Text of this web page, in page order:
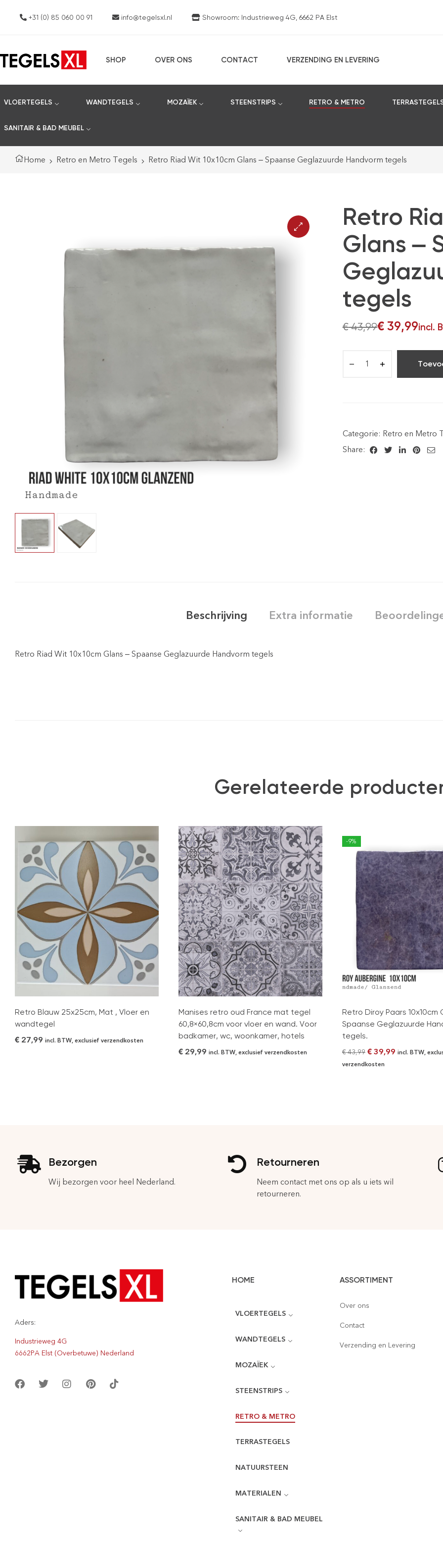
+31 (0) 85 060 00 91 info@tegelsxl.nl Showroom: Industrieweg 4G, 6662 PA Elst
SHOP OVER ONS CONTACT VERZENDING EN LEVERING
VLOERTEGELS WANDTEGELS MOZAÏEK STEENSTRIPS RETRO & METRO
SANITAIR & BAD MEUBEL
Home Retro en Metro Tegels Retro Riad Wit 10x10cm Glans – Spaanse Geglazuurde Handvorm tegels
Retro
Glans –
tegels
€43,99€39,99incl.
Categorie: Retro en Metro
Share:
Beschrijving Extra informatie
Retro Riad Wit 10x10cm Glans – Spaanse Geglazuurde Handvorm tegels
Gerelateerde
Retro Blauw 25x25cm, Mat , Vloer en
wandtegel
€ 27,99 incl. BTW, exclusief verzendkosten
Manises retro oud France mat tegel
60,8×60,8cm voor vloer en wand. Voor
badkamer, wc, woonkamer, hotels
€ 29,99 incl. BTW, exclusief verzendkosten
-9%
Retro Diroy Paars 10x10cm
Spaanse Geglazuurde
tegels.
€43,99 € 39,99 incl. BTW,
verzendkosten
Bezorgen
Wij bezorgen voor heel Nederland.
Retourneren
Neem contact met ons op als u iets wil
retourneren.
Aders:
Industrieweg 4G
6662PA Elst (Overbetuwe) Nederland
HOME
VLOERTEGELS
WANDTEGELS
MOZAÏEK
STEENSTRIPS
RETRO & METRO
TERRASTEGELS
NATUURSTEEN
MATERIALEN
SANITAIR & BAD MEUBEL
ASSORTIMENT
Over ons
Contact
Verzending en Levering